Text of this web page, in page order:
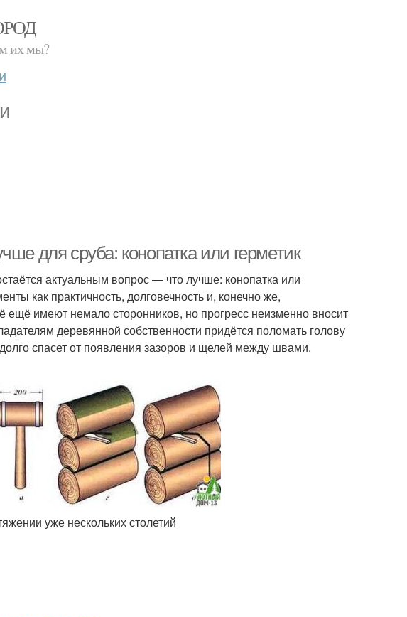
их мы?
для сруба: конопатка или герметик
актуальным вопрос — что лучше: конопатка или
как практичность, долговечность и, конечно же,
ещё имеют немало сторонников, но прогресс неизменно вносит
деревянной собственности придётся поломать голову
спасет от появления зазоров и щелей между швами.
уже нескольких столетий